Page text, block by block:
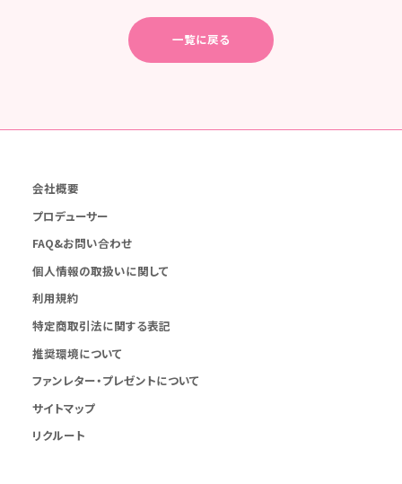
一覧に戻る
会社概要
プロデューサー
FAQ&お問い合わせ
個人情報の取扱いに関して
利用規約
特定商取引法に関する表記
推奨環境について
ファンレター・プレゼントについて
サイトマップ
リクルート